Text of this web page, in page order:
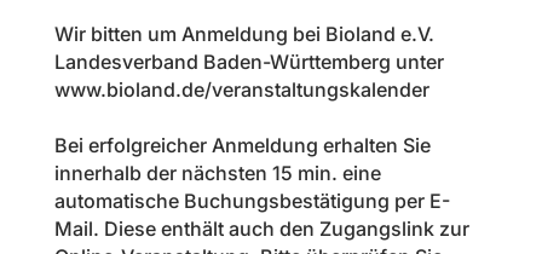
Wir bitten um Anmeldung bei Bioland e.V.
Landesverband Baden-Württemberg unter
www.bioland.de/veranstaltungskalender
Bei erfolgreicher Anmeldung erhalten Sie
innerhalb der nächsten 15 min. eine
automatische Buchungsbestätigung per E-
Mail. Diese enthält auch den Zugangslink zur